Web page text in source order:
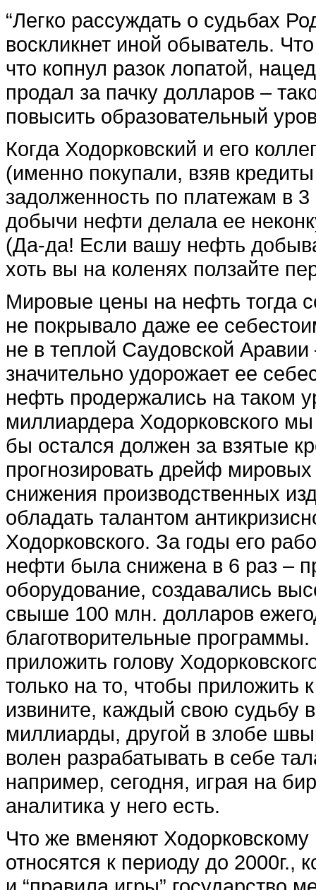
“Легко рассуждать о судьбах
воскликнет иной обыватель.
что копнул разок лопатой,
продал за пачку долларов –
повысить образовательный
Когда Ходорковский и его
(именно покупали, взяв
задолженность по платежам в
добычи нефти делала ее
(Да-да! Если вашу нефть
хоть вы на коленях ползайте
Мировые цены на нефть тогда
не покрывало даже ее
не в теплой Саудовской
значительно удорожает ее
нефть продержались на таком
миллиардера Ходорковского
бы остался должен за взятые
прогнозировать дрейф
снижения производственных
обладать талантом
Ходорковского. За годы его
нефти была снижена в 6 раз –
оборудование, создавались
свыше 100 млн. долларов
благотворительные
приложить голову
только на то, чтобы приложить
извините, каждый свою судьбу
миллиарды, другой в злобе
волен разрабатывать в себе
например, сегодня, играя на
аналитика у него есть.
Что же вменяют Ходорковскому
относятся к периоду до 2000г.,